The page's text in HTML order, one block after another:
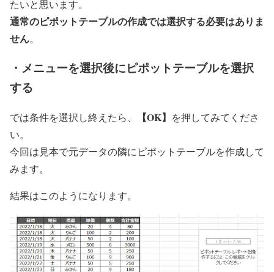
たいと思います。
通常のピポットテーブルの作成では選択する必要はありま
せん。
・メニューを選択後にピポットテーブルを選択
する
では条件を選択し終えたら、 【OK】 を押してみてくださ
い。
今回は見本で元データの隣にピポットテーブルを作成して
みます。
結果はこのようになります。